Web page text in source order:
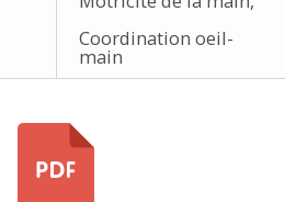
Coordination oeil-
main